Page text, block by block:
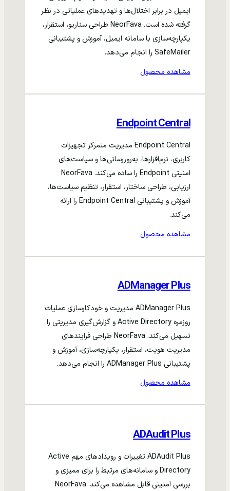
ایمیل در برابر اختلال‌ها و تهدیدهای عملیاتی در نظر
گرفته شده است. NeorFava طراحی سناریو، استقرار،
یکپارچه‌سازی با سامانه ایمیل، آموزش و پشتیبانی
SafeMailer را انجام می‌دهد.
مشاهده محصول
Endpoint Central
Endpoint Central مدیریت متمرکز تجهیزات
کاربری، نرم‌افزارها، به‌روزرسانی‌ها و سیاست‌های
امنیتی Endpoint را ساده می‌کند. NeorFava
ارزیابی، طراحی ساختار، استقرار، تنظیم سیاست‌ها،
آموزش و پشتیبانی Endpoint Central را ارائه
می‌کند.
مشاهده محصول
ADManager Plus
ADManager Plus مدیریت و خودکارسازی عملیات
روزمره Active Directory و گزارش‌گیری مدیریتی را
تسهیل می‌کند. NeorFava طراحی فرایندهای
مدیریت هویت، استقرار، یکپارچه‌سازی، آموزش و
پشتیبانی ADManager Plus را انجام می‌دهد.
مشاهده محصول
ADAudit Plus
ADAudit Plus تغییرات و رویدادهای مهم Active
Directory و سامانه‌های مرتبط را برای ممیزی و
بررسی امنیتی قابل مشاهده می‌کند. NeorFava